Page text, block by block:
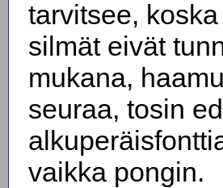
tarvitsee,
silmät eivät
mukana,
seuraa, tosin
vaikka pongin.